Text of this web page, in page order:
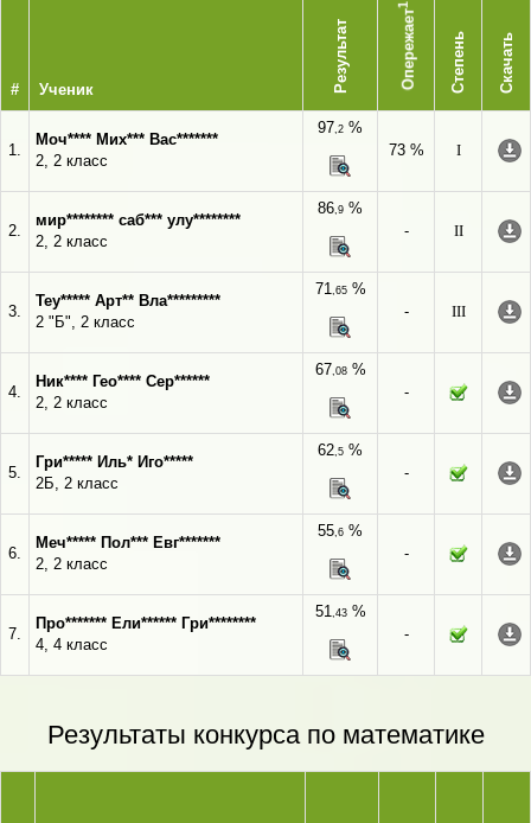
# Ученик Результат Опережает
1
Степень Скачать
1.
Моч**** Мих*** Вас*******
2, 2 класс
97,2 %
73 %
I
2.
мир******** саб*** улу********
2, 2 класс
86,9 %
-
II
3.
Теу***** Арт** Вла*********
2 "Б", 2 класс
71,65%
-
III
4.
Ник**** Гео**** Сер******
2, 2 класс
67,08%
-
5.
Гри***** Иль* Иго*****
2Б, 2 класс
62,5 %
-
6.
Меч***** Пол*** Евг*******
2, 2 класс
55,6 %
-
7.
Про******* Ели****** Гри********
4, 4 класс
51,43%
-
Результаты конкурса по математике